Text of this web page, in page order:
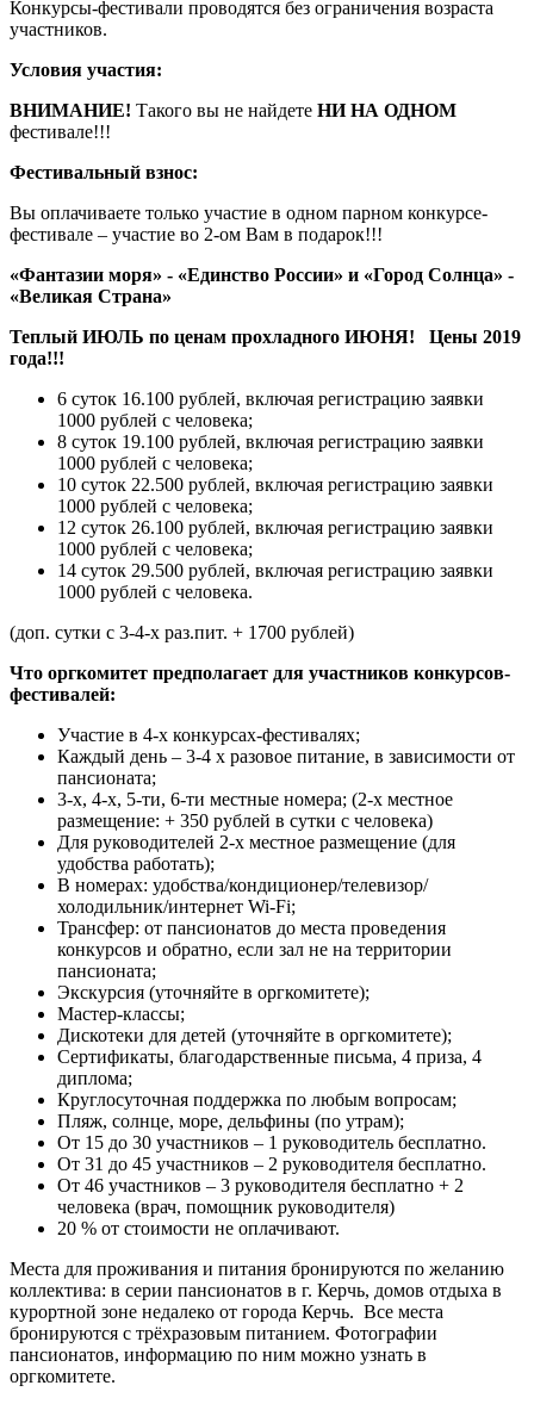
Конкурсы-фестивали проводятся без ограничения возраста
участников.
Условия участия:
ВНИМАНИЕ! Такого вы не найдете НИ НА ОДНОМ
фестивале!!!
Фестивальный взнос:
Вы оплачиваете только участие в одном парном конкурсе-
фестивале – участие во 2-ом Вам в подарок!!!
«Фантазии моря» - «Единство России» и «Город Солнца» -
«Великая Страна»
Теплый ИЮЛЬ по ценам прохладного ИЮНЯ! Цены 2019
года!!!
6 суток 16.100 рублей, включая регистрацию заявки
1000 рублей с человека;
8 суток 19.100 рублей, включая регистрацию заявки
1000 рублей с человека;
10 суток 22.500 рублей, включая регистрацию заявки
1000 рублей с человека;
12 суток 26.100 рублей, включая регистрацию заявки
1000 рублей с человека;
14 суток 29.500 рублей, включая регистрацию заявки
1000 рублей с человека.
(доп. сутки с 3-4-х раз.пит. + 1700 рублей)
Что оргкомитет предполагает для участников конкурсов-
фестивалей:
Участие в 4-х конкурсах-фестивалях;
Каждый день – 3-4 х разовое питание, в зависимости от
пансионата;
3-х, 4-х, 5-ти, 6-ти местные номера; (2-х местное
размещение: + 350 рублей в сутки с человека)
Для руководителей 2-х местное размещение (для
удобства работать);
В номерах: удобства/кондиционер/телевизор/
холодильник/интернет Wi-Fi;
Трансфер: от пансионатов до места проведения
конкурсов и обратно, если зал не на территории
пансионата;
Экскурсия (уточняйте в оргкомитете);
Мастер-классы;
Дискотеки для детей (уточняйте в оргкомитете);
Сертификаты, благодарственные письма, 4 приза, 4
диплома;
Круглосуточная поддержка по любым вопросам;
Пляж, солнце, море, дельфины (по утрам);
От 15 до 30 участников – 1 руководитель бесплатно.
От 31 до 45 участников – 2 руководителя бесплатно.
От 46 участников – 3 руководителя бесплатно + 2
человека (врач, помощник руководителя)
20 % от стоимости не оплачивают.
Места для проживания и питания бронируются по желанию
коллектива: в серии пансионатов в г. Керчь, домов отдыха в
курортной зоне недалеко от города Керчь. Все места
бронируются с трёхразовым питанием. Фотографии
пансионатов, информацию по ним можно узнать в
оргкомитете.